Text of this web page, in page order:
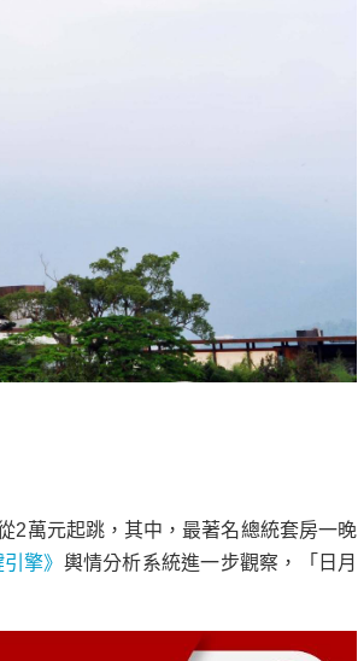
2萬元起跳，其中，最著名總統套房一晚
擎》 輿情分析系統進一步觀察，「日月